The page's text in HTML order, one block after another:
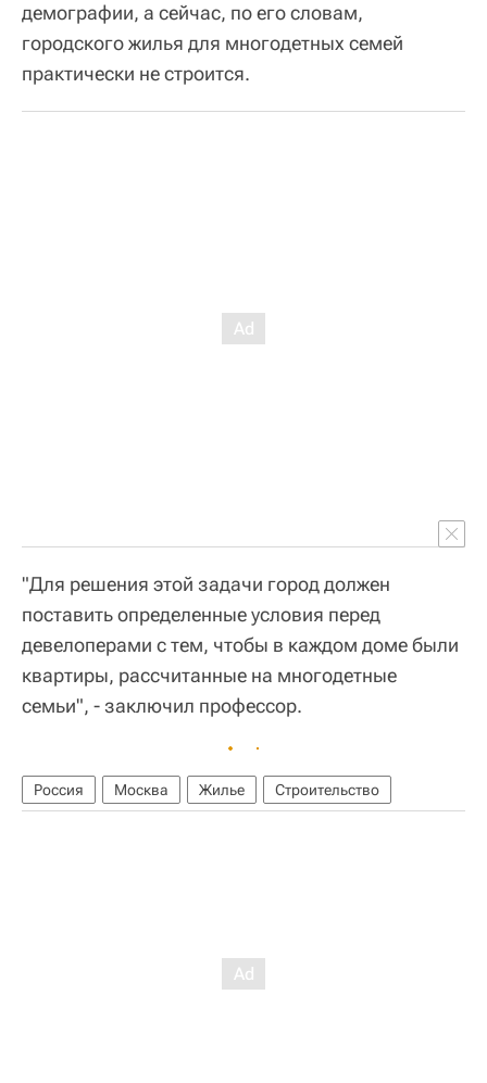
демографии, а сейчас, по его словам,
городского жилья для многодетных семей
практически не строится.
"Для решения этой задачи город должен
поставить определенные условия перед
девелоперами с тем, чтобы в каждом доме были
квартиры, рассчитанные на многодетные
семьи", - заключил профессор.
Россия Москва Жилье Строительство